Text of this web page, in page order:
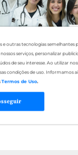
e outras tecnologias semelhantes
serviços, personalizar
de seu interesse. Ao utilizar
condições de uso. Informamos
Termos de Uso.